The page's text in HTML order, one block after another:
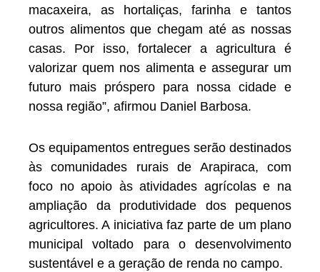
macaxeira, as hortaliças, farinha e tantos
outros alimentos que chegam até as nossas
casas. Por isso, fortalecer a agricultura é
valorizar quem nos alimenta e assegurar um
futuro mais próspero para nossa cidade e
nossa região”, afirmou Daniel Barbosa.
Os equipamentos entregues serão destinados
às comunidades rurais de Arapiraca, com
foco no apoio às atividades agrícolas e na
ampliação da produtividade dos pequenos
agricultores. A iniciativa faz parte de um plano
municipal voltado para o desenvolvimento
sustentável e a geração de renda no campo.